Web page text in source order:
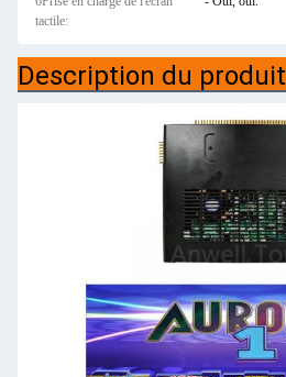
tactile:
Description du produit